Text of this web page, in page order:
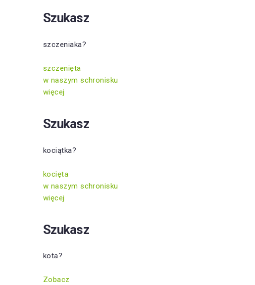
Szukasz
szczeniaka?
szczenięta
w naszym schronisku
więcej
Szukasz
kociątka?
kocięta
w naszym schronisku
więcej
Szukasz
kota?
Zobacz